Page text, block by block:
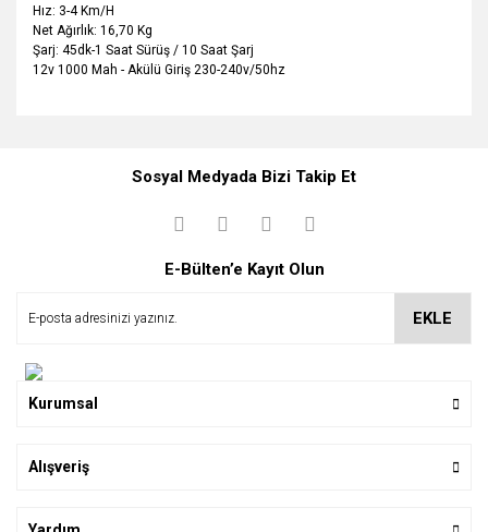
Hız: 3-4 Km/H
Net Ağırlık: 16,70 Kg
Şarj: 45dk-1 Saat Sürüş / 10 Saat Şarj
12v 1000 Mah - Akülü Giriş 230-240v/50hz
Sosyal Medyada Bizi Takip Et
E-Bülten’e Kayıt Olun
EKLE
Kurumsal
Alışveriş